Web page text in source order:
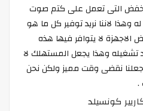
التى تعمل على كتم صوت
لاننا نريد توفير كل ما هو
لا يتوافر فيها هذه
وهذا يجعل المستهلك لا
نقضى وقت مميز ولكن نحن
.
كونسيلد